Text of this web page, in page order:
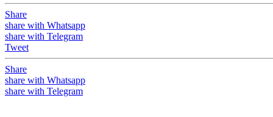
Share
share with Whatsapp
share with Telegram
Tweet
Share
share with Whatsapp
share with Telegram